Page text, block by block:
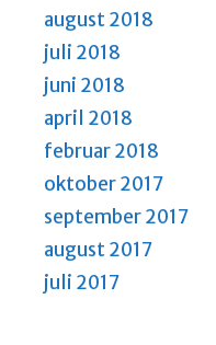
august 2018
juli 2018
juni 2018
april 2018
februar 2018
oktober 2017
september 2017
august 2017
juli 2017